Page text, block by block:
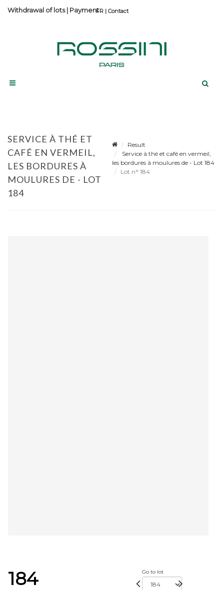
Contact
Withdrawal of lots| Payment
SERVICE À THÉ ET
CAFÉ EN VERMEIL,
LES BORDURES À
MOULURES DE - LOT
184
Result
Service à thé et café en vermeil,
les bordures à moulures de - Lot 184
Lot n° 184
184 Go to lot